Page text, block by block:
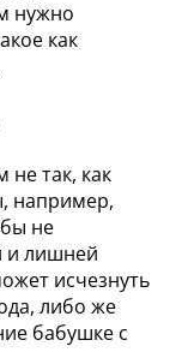
нужно
как
не так, как
например,
не
и лишней
исчезнуть
либо же
бабушке с